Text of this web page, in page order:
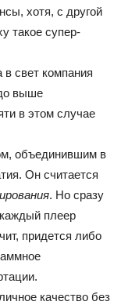
хотя, с другой
такое супер-
свет компания
выше
в этом случае
объединившим в
Он считается
. Но сразу
каждый плеер
придется либо
качество без